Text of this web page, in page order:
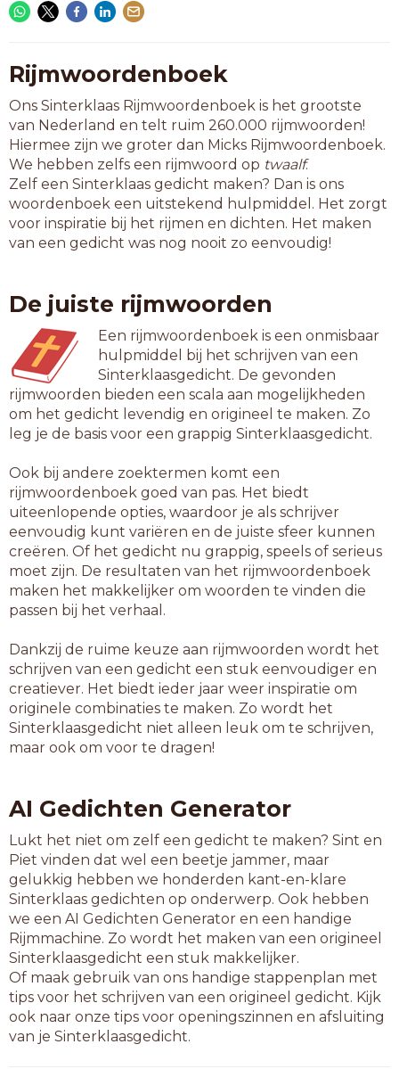
aannamen
bekwamen
bijnamen
buigzame
cyclamen
dakramen
deelname
deknamen
duurzame
erenamen
gruwzame
hernamen
langzame
leerzame
lichamen
lijdzame
meenamen
moeizame
omkwamen
ontnamen
opkramen
opkwamen
raadzame
telramen
tentamen
toenamen
username
vernamen
voedzame
voegzame
volgzame
voorname
werkzame
zeldzame
zijramen
zorgzame
9-letterwoorden
aangename
aankwamen
altezamen
amalgamen
autoramen
beetnamen
beschamen
Rijmwoordenboek
Ons Sinterklaas Rijmwoordenboek is het grootste
van Nederland en telt ruim 260.000 rijmwoorden!
Hiermee zijn we groter dan Micks Rijmwoordenboek.
We hebben zelfs een rijmwoord op twaalf.
Zelf een Sinterklaas gedicht maken? Dan is ons
woordenboek een uitstekend hulpmiddel. Het zorgt
voor inspiratie bij het rijmen en dichten. Het maken
van een gedicht was nog nooit zo eenvoudig!
De juiste rijmwoorden
Een rijmwoordenboek is een onmisbaar
hulpmiddel bij het schrijven van een
Sinterklaasgedicht. De gevonden
rijmwoorden bieden een scala aan mogelijkheden
om het gedicht levendig en origineel te maken. Zo
leg je de basis voor een grappig Sinterklaasgedicht.
Ook bij andere zoektermen komt een
rijmwoordenboek goed van pas. Het biedt
uiteenlopende opties, waardoor je als schrijver
eenvoudig kunt variëren en de juiste sfeer kunnen
creëren. Of het gedicht nu grappig, speels of serieus
moet zijn. De resultaten van het rijmwoordenboek
maken het makkelijker om woorden te vinden die
passen bij het verhaal.
Dankzij de ruime keuze aan rijmwoorden wordt het
schrijven van een gedicht een stuk eenvoudiger en
creatiever. Het biedt ieder jaar weer inspiratie om
originele combinaties te maken. Zo wordt het
Sinterklaasgedicht niet alleen leuk om te schrijven,
maar ook om voor te dragen!
AI Gedichten Generator
Lukt het niet om zelf een gedicht te maken? Sint en
Piet vinden dat wel een beetje jammer, maar
gelukkig hebben we honderden kant-en-klare
Sinterklaas gedichten op onderwerp. Ook hebben
we een AI Gedichten Generator en een handige
Rijmmachine. Zo wordt het maken van een origineel
Sinterklaasgedicht een stuk makkelijker.
Of maak gebruik van ons handige stappenplan met
tips voor het schrijven van een origineel gedicht. Kijk
ook naar onze tips voor openingszinnen en afsluiting
van je Sinterklaasgedicht.